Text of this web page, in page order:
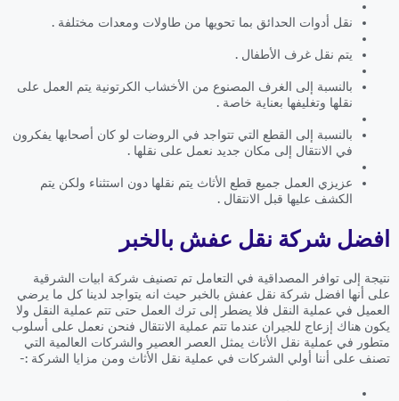
نقل أدوات الحدائق بما تحويها من طاولات ومعدات مختلفة .
يتم نقل غرف الأطفال .
بالنسبة إلى الغرف المصنوع من الأخشاب الكرتونية يتم العمل على
نقلها وتغليفها بعناية خاصة .
بالنسبة إلى القطع التي تتواجد في الروضات لو كان أصحابها يفكرون
في الانتقال إلى مكان جديد نعمل على نقلها .
عزيزي العمل جميع قطع الأثاث يتم نقلها دون استثناء ولكن يتم
الكشف عليها قبل الانتقال .
افضل شركة نقل عفش بالخبر
نتيجة إلى توافر المصداقية في التعامل تم تصنيف شركة ابيات الشرقية
على أنها افضل شركة نقل عفش بالخبر حيث انه يتواجد لدينا كل ما يرضي
العميل في عملية النقل فلا يضطر إلى ترك العمل حتى تتم عملية النقل ولا
يكون هناك إزعاج للجيران عندما تتم عملية الانتقال فنحن نعمل على أسلوب
متطور في عملية نقل الأثاث يمثل العصر العصير والشركات العالمية التي
تصنف على أننا أولي الشركات في عملية نقل الأثاث ومن مزايا الشركة :-